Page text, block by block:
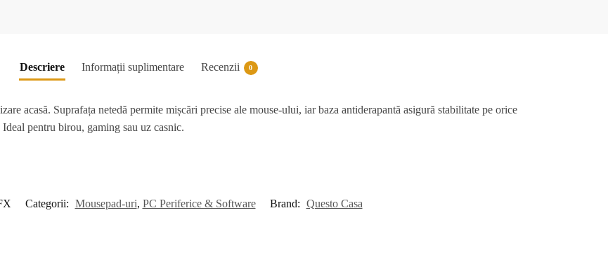
Descriere Informații suplimentare Recenzii 0
acasă. Suprafața netedă permite mișcări precise ale mouse-ului, iar baza antiderapantă asigură stabilitate pe orice
pentru birou, gaming sau uz casnic.
Categorii: Mousepad-uri, PC Periferice & Software Brand: Questo Casa